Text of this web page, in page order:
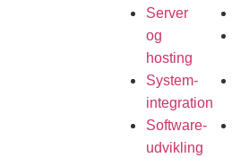
Server
og
hosting
System-
integration
Software-
udvikling